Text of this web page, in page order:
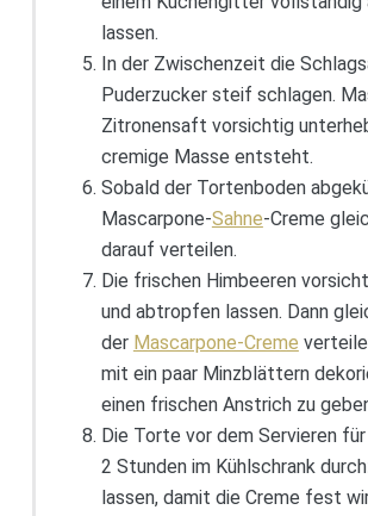
lassen.
In der Zwischenzeit die
Puderzucker steif schlagen.
Zitronensaft vorsichtig
cremige Masse entsteht.
Sobald der Tortenboden
Mascarpone-Sahne-Creme
darauf verteilen.
Die frischen Himbeeren
und abtropfen lassen. Dann
der Mascarpone-Creme
mit ein paar Minzblättern
einen frischen Anstrich zu
Die Torte vor dem Servieren
2 Stunden im Kühlschrank
lassen, damit die Creme fest